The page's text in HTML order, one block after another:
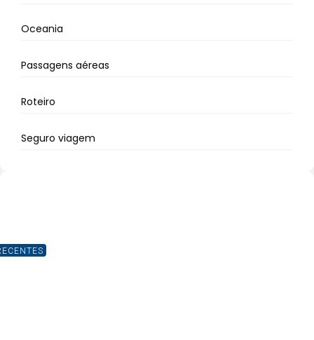
Oceania
Passagens aéreas
Roteiro
Seguro viagem